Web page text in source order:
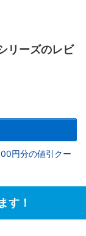
リーズのレビ
円分の値引クー
す！